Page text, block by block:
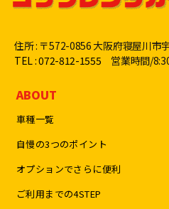
住所 : 〒572-0856 大阪府寝屋川市
TEL : 072-812-1555 営業時間/
ABOUT
車種一覧
自慢の3つのポイント
オプションでさらに便利
ご利用までの4STEP